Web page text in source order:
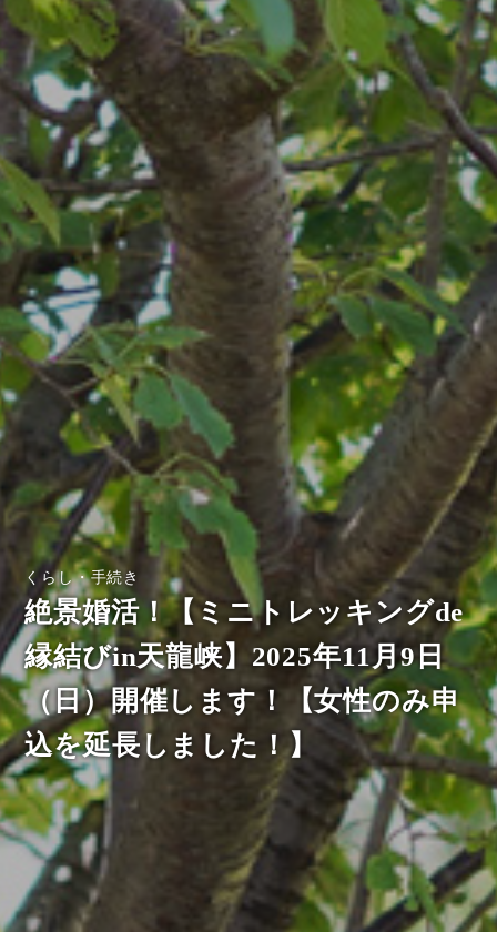
くらし・手続き
絶景婚活！【ミニトレッキングde
縁結びin天龍峡】2025年11月9日
（日）開催します！【女性のみ申
込を延長しました！】